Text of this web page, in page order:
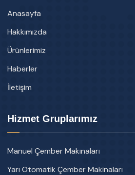
Anasayfa
Hakkımızda
Ürünlerimiz
Haberler
İletişim
Hizmet Gruplarımız
Manuel Çember Makinaları
Yarı Otomatik Çember Makinaları